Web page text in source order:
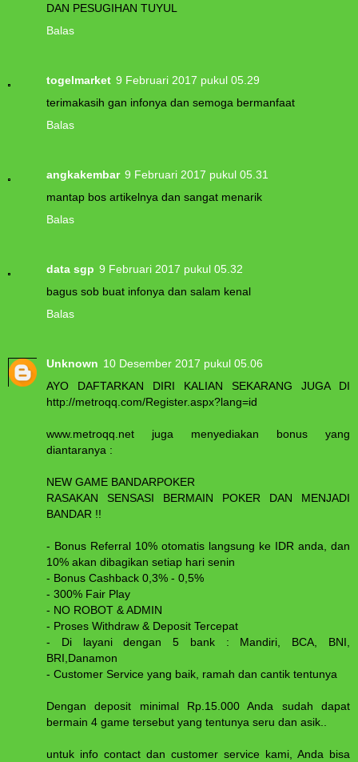
DAN PESUGIHAN TUYUL
Balas
togelmarket 9 Februari 2017 pukul 05.29
terimakasih gan infonya dan semoga bermanfaat
Balas
angkakembar 9 Februari 2017 pukul 05.31
mantap bos artikelnya dan sangat menarik
Balas
data sgp 9 Februari 2017 pukul 05.32
bagus sob buat infonya dan salam kenal
Balas
Unknown 10 Desember 2017 pukul 05.06
AYO DAFTARKAN DIRI KALIAN SEKARANG JUGA DI
http://metroqq.com/Register.aspx?lang=id
www.metroqq.net juga menyediakan bonus yang
diantaranya :
NEW GAME BANDARPOKER
RASAKAN SENSASI BERMAIN POKER DAN MENJADI
BANDAR !!
- Bonus Referral 10% otomatis langsung ke IDR anda, dan
10% akan dibagikan setiap hari senin
- Bonus Cashback 0,3% - 0,5%
- 300% Fair Play
- NO ROBOT & ADMIN
- Proses Withdraw & Deposit Tercepat
- Di layani dengan 5 bank : Mandiri, BCA, BNI,
BRI,Danamon
- Customer Service yang baik, ramah dan cantik tentunya
Dengan deposit minimal Rp.15.000 Anda sudah dapat
bermain 4 game tersebut yang tentunya seru dan asik..
untuk info contact dan customer service kami, Anda bisa